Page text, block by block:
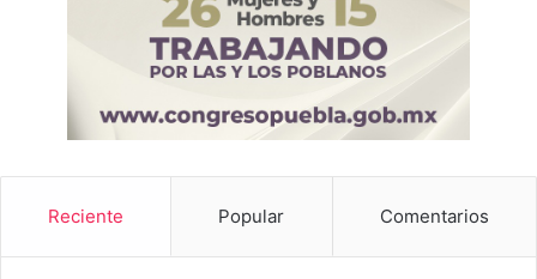
Reciente Popular Comentarios